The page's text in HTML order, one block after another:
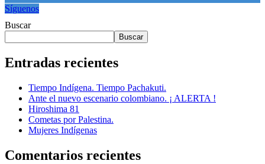
Síguenos
Buscar
Buscar
Entradas recientes
Tiempo Indígena. Tiempo Pachakuti.
Ante el nuevo escenario colombiano. ¡ ALERTA !
Hiroshima 81
Cometas por Palestina.
Mujeres Indígenas
Comentarios recientes